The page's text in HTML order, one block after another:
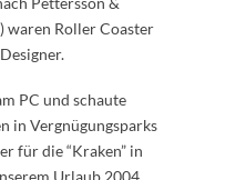
waren Roller Coaster
PC und schaute
in Vergnügungsparks
für die “Kraken” in